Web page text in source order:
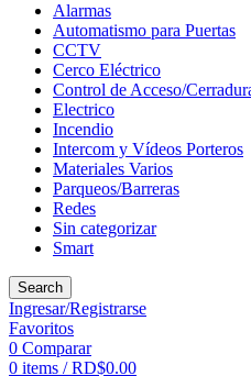
Alarmas
Automatismo para Puertas
CCTV
Cerco Eléctrico
Control de Acceso/
Electrico
Incendio
Intercom y Vídeos Porteros
Materiales Varios
Parqueos/Barreras
Redes
Sin categorizar
Smart
Search
Ingresar/Registrarse
Favoritos
0 Comparar
0 items / RD$0.00